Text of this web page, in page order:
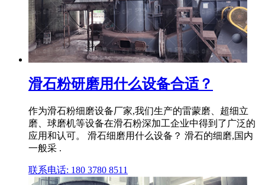
滑石粉研磨用什么设备合适？
作为滑石粉细磨设备厂家,我们生产的雷蒙磨、超细立
磨、球磨机等设备在滑石粉深加工企业中得到了广泛的
应用和认可。 滑石细磨用什么设备？ 滑石的细磨,国内
一般采 .
联系电话: 180 3780 8511